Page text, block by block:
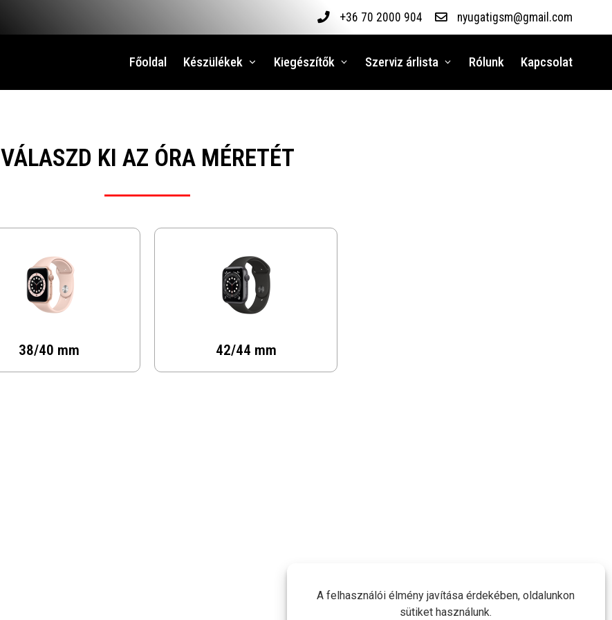
A felhasználói élmény javítása érdekében, oldalunkon
sütiket használunk.
+36 70 2000 904 nyugatigsm@gmail.com
Főoldal Készülékek Kiegészítők Szerviz árlista Rólunk Kapcsolat
VÁLASZD KI AZ ÓRA MÉRETÉT
38/40 mm 42/44 mm